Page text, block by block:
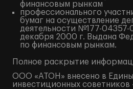
финансовым рынкам
профессионального
бумаг на осуществление
деятельности №177-04357-
декабря 2000 г. Выдана
по финансовым рынкам.
Полное раскрытие
ООО «АТОН» внесено в
инвестиционных советников